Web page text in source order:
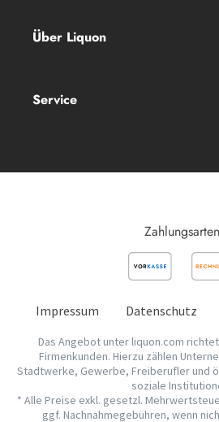
Über Liquon
Service
Zahlungsarten
Impressum Datenschutz
Das Angebot unter liquon.com
Firmenkunden. Hierzu zählen
Stadtwerke, Gewerbe, Freiberufler und
soziale
* Alle Preise exkl. gesetzl.
ggf. Nachnahmegebühren, wenn